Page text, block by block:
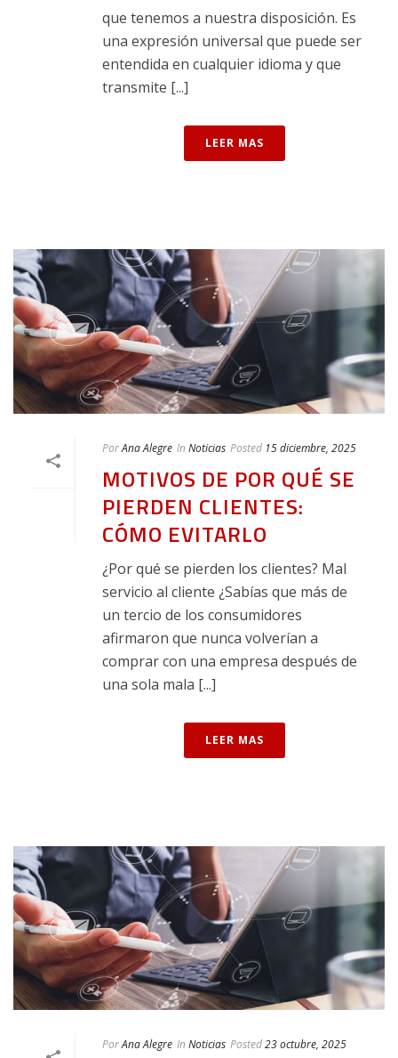
que tenemos a nuestra disposición. Es
una expresión universal que puede ser
entendida en cualquier idioma y que
transmite [...]
LEER MAS
PorAna Alegre In Noticias Posted 15 diciembre, 2025
MOTIVOS DE POR QUÉ SE
PIERDEN CLIENTES:
CÓMO EVITARLO
¿Por qué se pierden los clientes? Mal
servicio al cliente ¿Sabías que más de
un tercio de los consumidores
afirmaron que nunca volverían a
comprar con una empresa después de
una sola mala [...]
LEER MAS
PorAna Alegre In Noticias Posted23 octubre, 2025